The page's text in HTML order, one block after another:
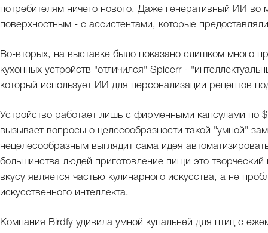
потребителям ничего нового. Даже генеративный ИИ во
поверхностным - с ассистентами, которые
Во-вторых, на выставке было показано слишком много
кухонных устройств "отличился" Spicerr -
который использует ИИ для персонализации рецептов
Устройство работает лишь с фирменными капсулами по
вызывает вопросы о целесообразности такой "умной"
нецелесообразным выглядит сама идея
большинства людей приготовление пищи это
вкусу является частью кулинарного искусства, а не
искусственного интеллекта.
Компания Birdfy удивила умной купальней для птиц с